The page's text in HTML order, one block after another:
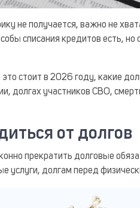
не получается, важно не
списания кредитов есть,
стоит в 2026 году, какие
долгах участников СВО,
от долгов
прекратить долговые
услуги, долгам перед